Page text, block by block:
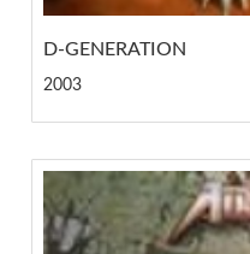
D-GENERATION
2003